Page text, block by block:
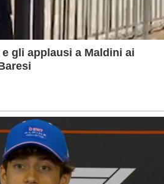
gli applausi a Maldini ai